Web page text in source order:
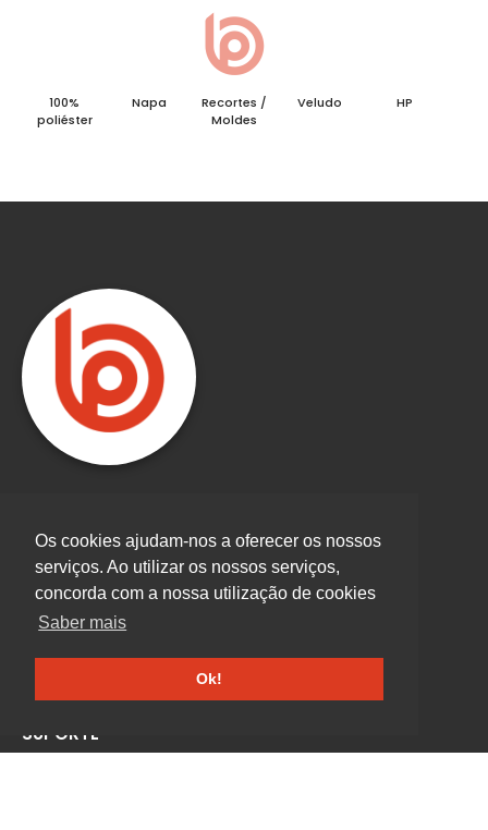
Os cookies ajudam-nos a oferecer os nossos
serviços. Ao utilizar os nossos serviços,
concorda com a nossa utilização de cookies
Saber mais
Ok!
100%
poliéster
Napa
Recortes /
Moldes
Veludo HP
Rua do Agueiro, 105 4500-506 Paramos
227343851
SUPORTE